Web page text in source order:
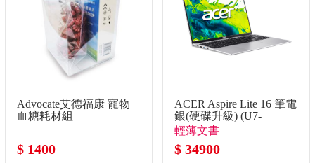
Advocate艾德福康 寵物
血糖耗材組
$ 1400
ACER Aspire Lite 16 筆電
銀(硬碟升級) (U7-
155H/16G/1TB SSD/W11)
輕薄文書
$ 34900